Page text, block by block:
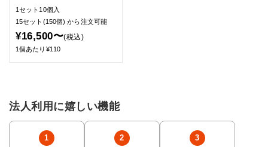
1セット10個入
15セット(150個)から注文可能
¥16,500〜(税込)
1個あたり¥110
法人利用に嬉しい機能